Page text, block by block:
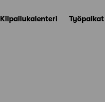
Kilpailukalenteri Työpaikat